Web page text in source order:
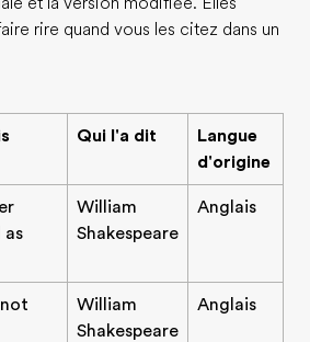
rire quand vous les citez dans un
Qui l'a dit
Langue
d'origine
as
William
Shakespeare
Anglais
William
Shakespeare
Anglais